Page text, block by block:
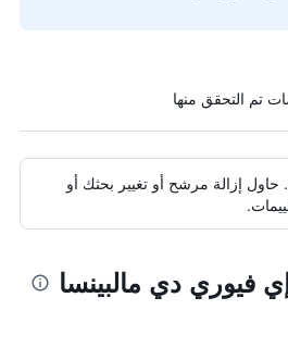
حاول إزالة مرشح أو تغيير بحثك أو
فيوري دي مالبينسا